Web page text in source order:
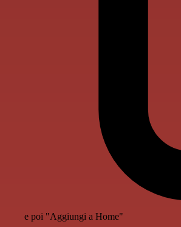
e poi "Aggiungi a Home"